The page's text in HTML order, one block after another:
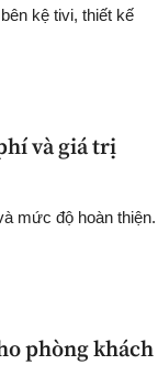
kệ tivi, thiết kế
và giá trị
mức độ hoàn thiện.
phòng khách